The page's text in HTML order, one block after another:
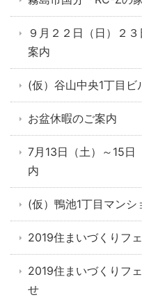
９月２２日（日）２
案内
(仮）谷山中央1丁目
お盆休暇のご案内
7月13日（土）～15日
内
(仮）鴨池1丁目マン
2019住まいづくりフ
2019住まいづくりフ
せ